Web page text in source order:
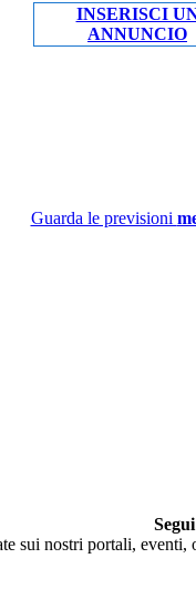
INSERISCI
ANNUNCIO
Guarda le previsioni
sui nostri portali,